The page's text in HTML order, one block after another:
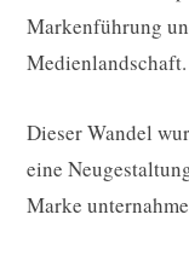
Markenführung
Medienlandschaft.
Dieser Wandel
eine
Marke